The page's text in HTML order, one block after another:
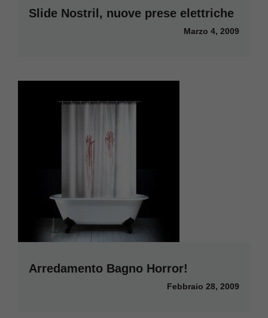
Slide Nostril, nuove prese elettriche
Marzo 4, 2009
Arredamento Bagno Horror!
Febbraio 28, 2009